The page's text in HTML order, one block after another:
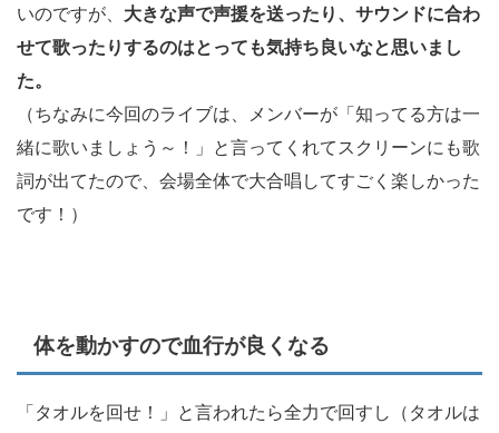
いのですが、 大きな声で声援を送ったり、サウンドに合わ
せて歌ったりするのはとっても気持ち良いなと思いまし
た。
（ちなみに今回のライブは、メンバーが「知ってる方は一
緒に歌いましょう～！」と言ってくれてスクリーンにも歌
詞が出てたので、会場全体で大合唱してすごく楽しかった
です！）
体を動かすので血行が良くなる
「タオルを回せ！」と言われたら全力で回すし（タオルは